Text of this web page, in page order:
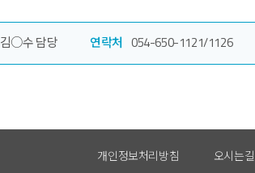
김○수 담당 연락처 054-650-1121/1126
개인정보처리방침 오시는길